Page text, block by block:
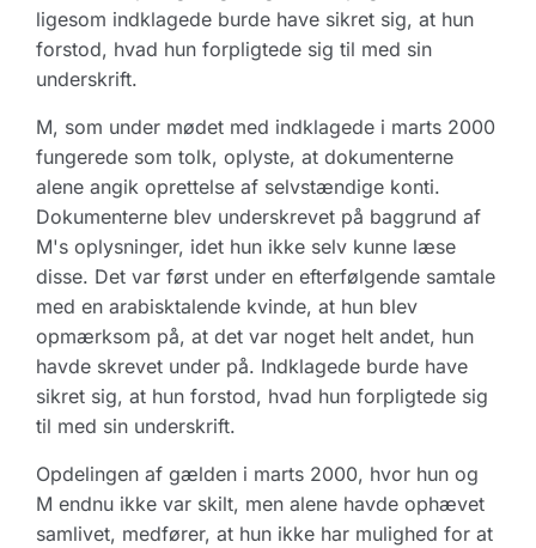
ligesom indklagede burde have sikret sig, at hun
forstod, hvad hun forpligtede sig til med sin
underskrift.
M, som under mødet med indklagede i marts 2000
fungerede som tolk, oplyste, at dokumenterne
alene angik oprettelse af selvstændige konti.
Dokumenterne blev underskrevet på baggrund af
M's oplysninger, idet hun ikke selv kunne læse
disse. Det var først under en efterfølgende samtale
med en arabisktalende kvinde, at hun blev
opmærksom på, at det var noget helt andet, hun
havde skrevet under på. Indklagede burde have
sikret sig, at hun forstod, hvad hun forpligtede sig
til med sin underskrift.
Opdelingen af gælden i marts 2000, hvor hun og
M endnu ikke var skilt, men alene havde ophævet
samlivet, medfører, at hun ikke har mulighed for at